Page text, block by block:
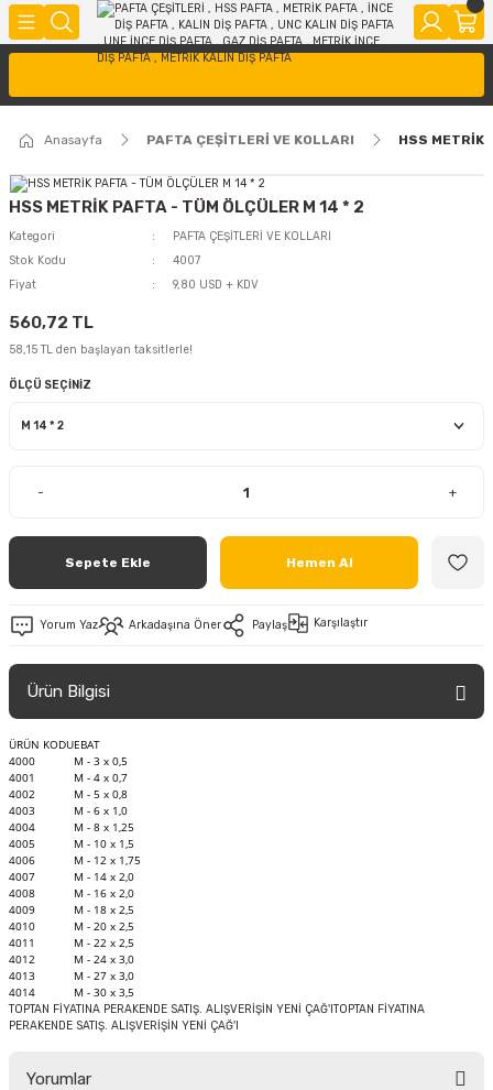
Anasayfa PAFTA ÇEŞİTLERİ VE KOLLARI HSS METRİK
HSS METRİK PAFTA - TÜM ÖLÇÜLER M 14 * 2
Kategori
PAFTA ÇEŞİTLERİ VE KOLLARI
Stok Kodu
4007
Fiyat
9,80 USD + KDV
560,72 TL
58,15 TL den başlayan taksitlerle!
ÖLÇÜ SEÇİNİZ
- +
Sepete Ekle Hemen Al
Yorum Yaz Arkadaşına Öner Paylaş Karşılaştır
Ürün Bilgisi
ÜRÜN KODUEBAT
4000
M - 3 x 0,5
4001
M - 4 x 0,7
4002
M - 5 x 0,8
4003
M - 6 x 1,0
4004
M - 8 x 1,25
4005
M - 10 x 1,5
4006
M - 12 x 1,75
4007
M - 14 x 2,0
4008
M - 16 x 2,0
4009
M - 18 x 2,5
4010
M - 20 x 2,5
4011
M - 22 x 2,5
4012
M - 24 x 3,0
4013
M - 27 x 3,0
4014
M - 30 x 3,5
TOPTAN FİYATINA PERAKENDE SATIŞ. ALIŞVERİŞİN YENİ ÇAĞ'ITOPTAN FİYATINA
PERAKENDE SATIŞ. ALIŞVERİŞİN YENİ ÇAĞ'I
Yorumlar